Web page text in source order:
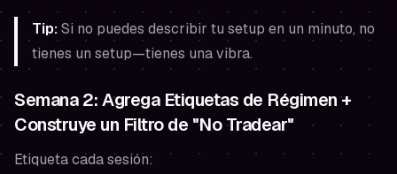
Tip:Si no puedes describir tu setup en un minuto, no
tienes un setup—tienes una vibra.
Semana 2: Agrega Etiquetas de Régimen +
Construye un Filtro de "No Tradear"
Etiqueta cada sesión: